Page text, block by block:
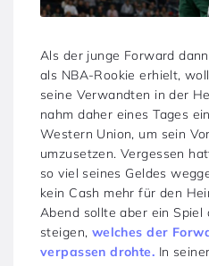
Als der junge Forward
als NBA-Rookie erhielt,
seine Verwandten in der
nahm daher eines Tages
Western Union, um sein
umzusetzen. Vergessen
so viel seines Geldes
kein Cash mehr für den
Abend sollte aber ein Spiel
steigen, welches der
verpassen drohte. In